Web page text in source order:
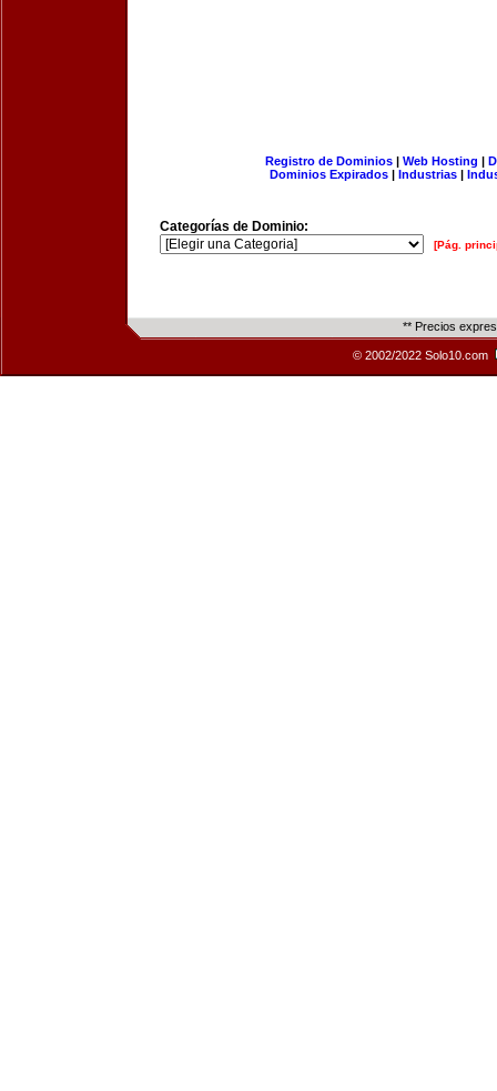
Registro de Dominios| Web Hosting |
Dominios Expirados | Industrias |
Categorías de Dominio:
[Pág.
** Precios
© 2002/2022 Solo10.com